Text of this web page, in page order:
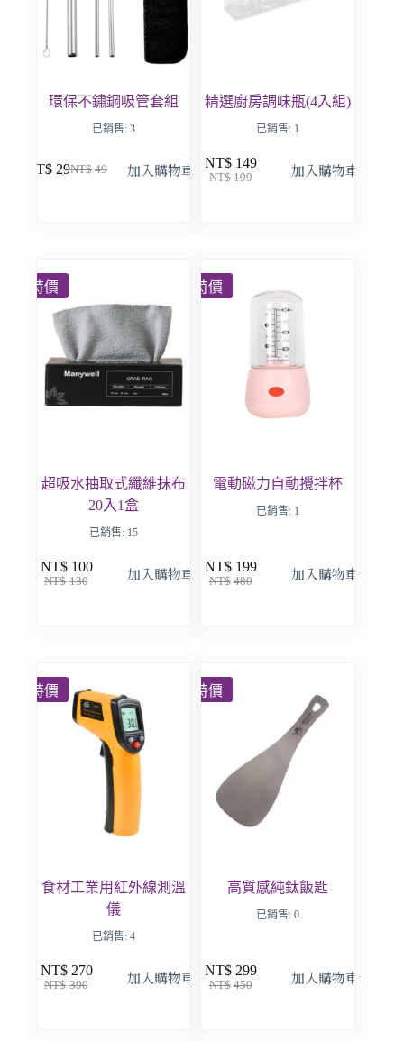
環保不鏽鋼吸管套組
已銷售: 3
NT$ 49
NT$ 29 加入購物車
精選廚房調味瓶(4入組)
已銷售: 1
NT$ 199
NT$ 149 加入購物車
特價
超吸水抽取式纖維抹布
20入1盒
已銷售: 15
NT$ 130
NT$ 100 加入購物車
特價
電動磁力自動攪拌杯
已銷售: 1
NT$ 480
NT$ 199 加入購物車
特價
食材工業用紅外線測溫
儀
已銷售: 4
NT$ 390
NT$ 270 加入購物車
特價
高質感純鈦飯匙
已銷售: 0
NT$ 450
NT$ 299 加入購物車